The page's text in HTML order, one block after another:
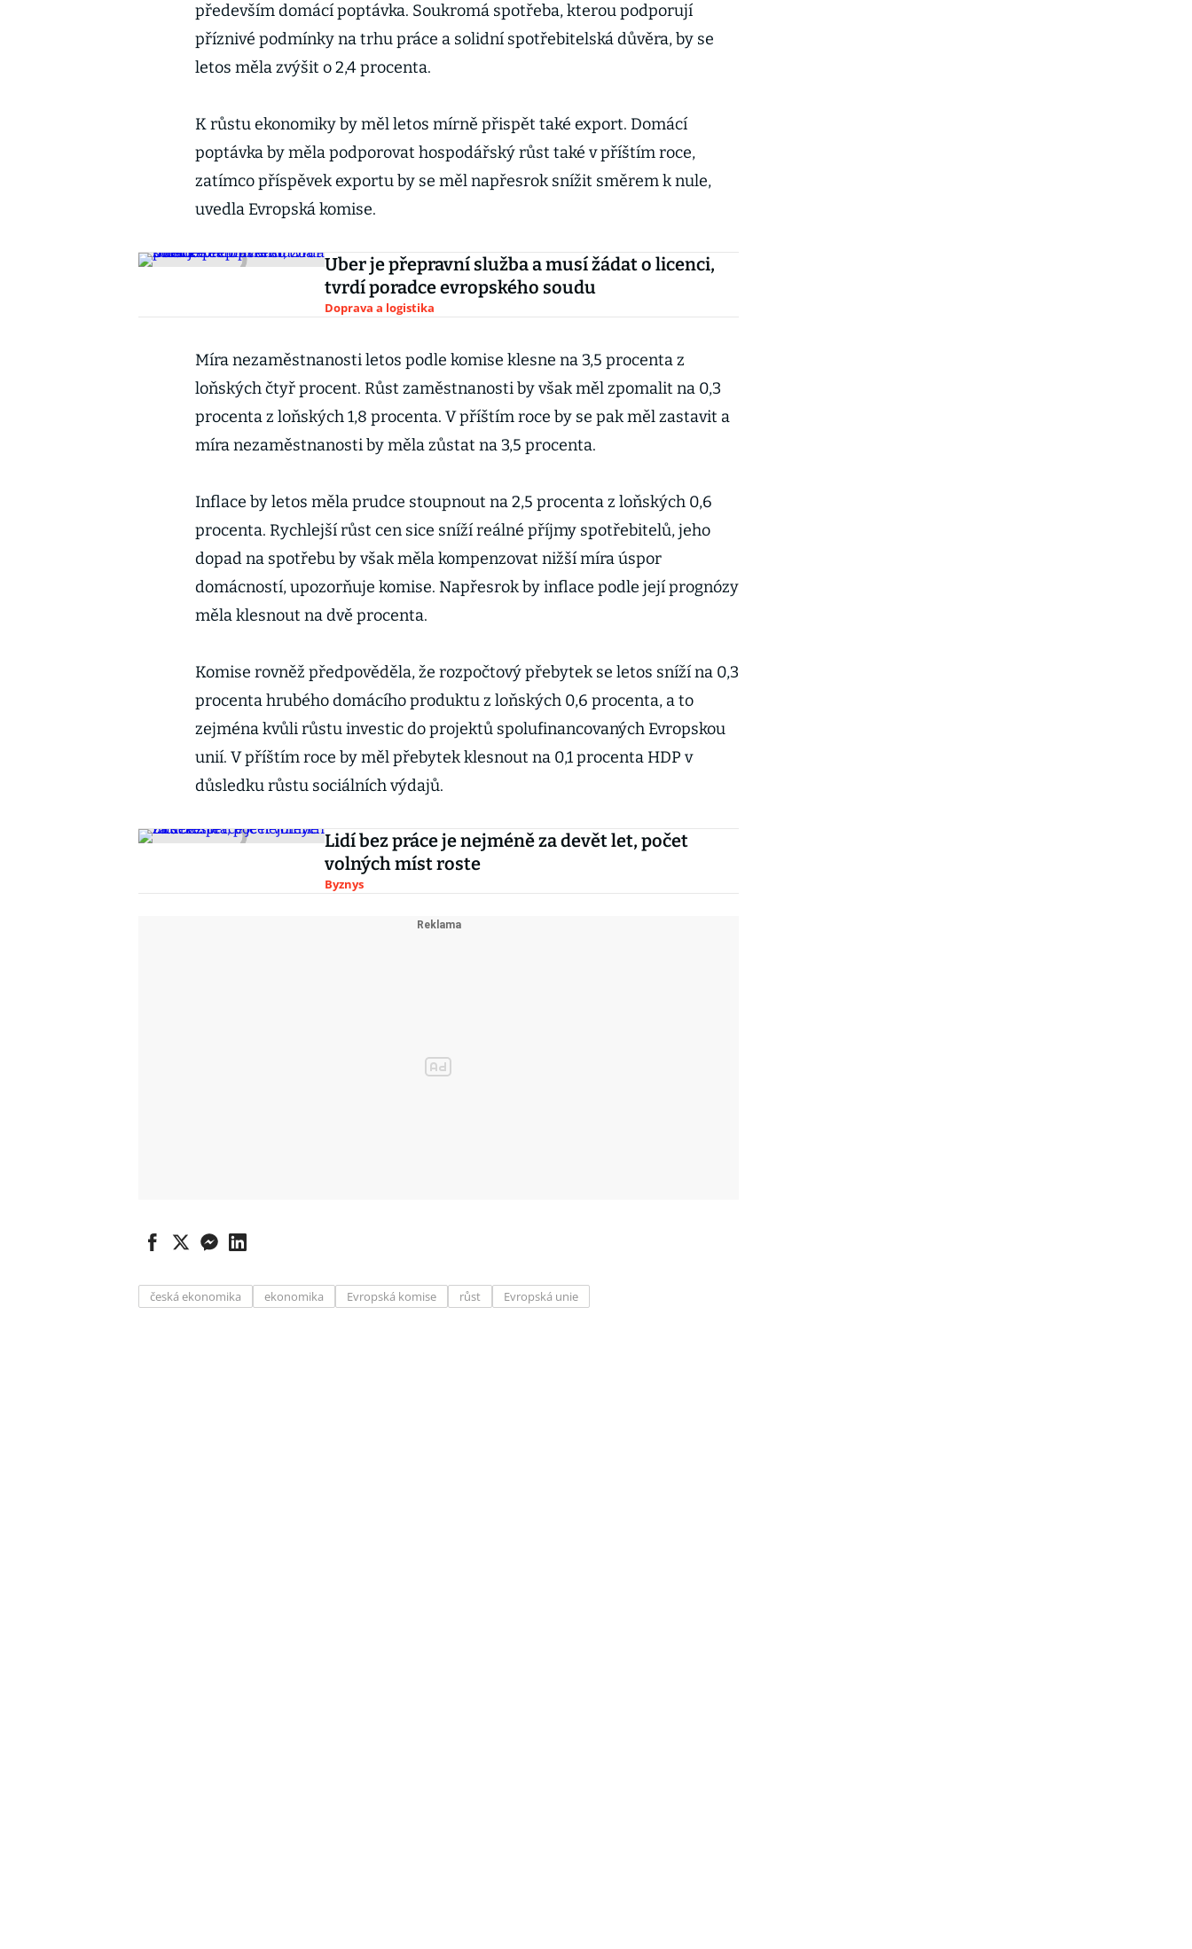
především domácí poptávka. Soukromá spotřeba, kterou podporují
příznivé podmínky na trhu práce a solidní spotřebitelská důvěra, by se
letos měla zvýšit o 2,4 procenta.
K růstu ekonomiky by měl letos mírně přispět také export. Domácí
poptávka by měla podporovat hospodářský růst také v příštím roce,
zatímco příspěvek exportu by se měl napřesrok snížit směrem k nule,
uvedla Evropská komise.
Uber je přepravní služba a musí žádat o licenci,
tvrdí poradce evropského soudu
Doprava a logistika
Míra nezaměstnanosti letos podle komise klesne na 3,5 procenta z
loňských čtyř procent. Růst zaměstnanosti by však měl zpomalit na 0,3
procenta z loňských 1,8 procenta. V příštím roce by se pak měl zastavit a
míra nezaměstnanosti by měla zůstat na 3,5 procenta.
Inflace by letos měla prudce stoupnout na 2,5 procenta z loňských 0,6
procenta. Rychlejší růst cen sice sníží reálné příjmy spotřebitelů, jeho
dopad na spotřebu by však měla kompenzovat nižší míra úspor
domácností, upozorňuje komise. Napřesrok by inflace podle její prognózy
měla klesnout na dvě procenta.
Komise rovněž předpověděla, že rozpočtový přebytek se letos sníží na 0,3
procenta hrubého domácího produktu z loňských 0,6 procenta, a to
zejména kvůli růstu investic do projektů spolufinancovaných Evropskou
unií. V příštím roce by měl přebytek klesnout na 0,1 procenta HDP v
důsledku růstu sociálních výdajů.
Lidí bez práce je nejméně za devět let, počet
volných míst roste
Byznys
česká ekonomika ekonomika Evropská komise růst Evropská unie